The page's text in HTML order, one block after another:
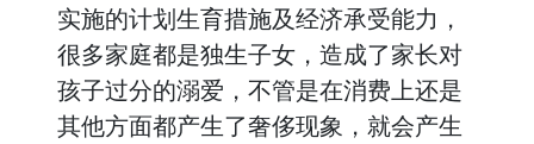
实施的计划生育措施及经济承受能力，
很多家庭都是独生子女，造成了家长对
孩子过分的溺爱，不管是在消费上还是
其他方面都产生了奢侈现象，就会产生